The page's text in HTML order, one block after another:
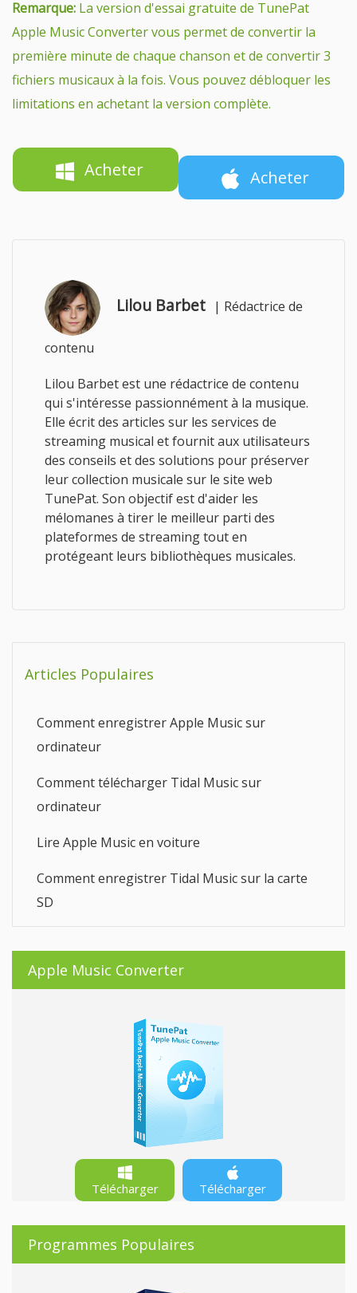
Remarque: La version d'essai gratuite de TunePat
Apple Music Converter vous permet de convertir la
première minute de chaque chanson et de convertir 3
fichiers musicaux à la fois. Vous pouvez débloquer les
limitations en achetant la version complète.
Acheter Acheter
Lilou Barbet | Rédactrice de
contenu
Lilou Barbet est une rédactrice de contenu
qui s'intéresse passionnément à la musique.
Elle écrit des articles sur les services de
streaming musical et fournit aux utilisateurs
des conseils et des solutions pour préserver
leur collection musicale sur le site web
TunePat. Son objectif est d'aider les
mélomanes à tirer le meilleur parti des
plateformes de streaming tout en
protégeant leurs bibliothèques musicales.
Articles Populaires
Comment enregistrer Apple Music sur
ordinateur
Comment télécharger Tidal Music sur
ordinateur
Lire Apple Music en voiture
Comment enregistrer Tidal Music sur la carte
SD
Apple Music Converter
Télécharger Télécharger
Programmes Populaires